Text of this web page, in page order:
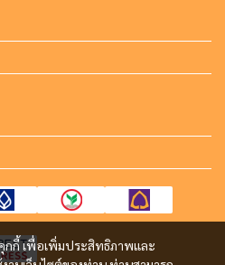
กกี้ เพื่อเพิ่มประสิทธิภาพและ